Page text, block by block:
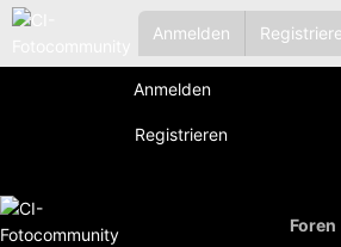
Anmelden
Anmelden
Registrieren
Foren